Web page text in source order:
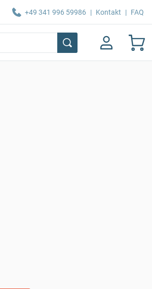
+49 341 996 59986 | Kontakt | FAQ